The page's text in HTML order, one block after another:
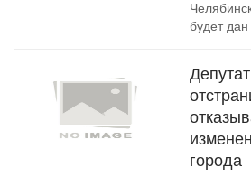
будет дан
города